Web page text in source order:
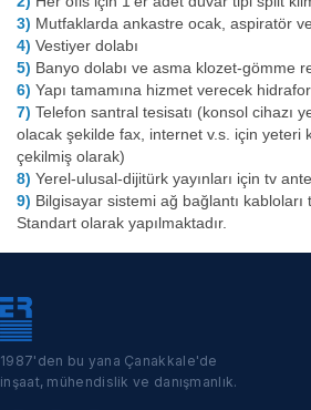
3) Mutfaklarda ankastre ocak, aspiratör
4) Vestiyer dolabı
5) Banyo dolabı ve asma klozet-gömme
6) Yapı tamamına hizmet verecek
7) Telefon santral tesisatı (konsol cihazı
olacak şekilde fax, internet v.s. için yeteri
çekilmiş olarak)
8) Yerel-ulusal-dijitürk yayınları için tv
9) Bilgisayar sistemi ağ bağlantı kabloları
Standart olarak yapılmaktadır.
1987'den bu yana Çanakkale'de
inşaat, mühendislik ve danışmanlık.